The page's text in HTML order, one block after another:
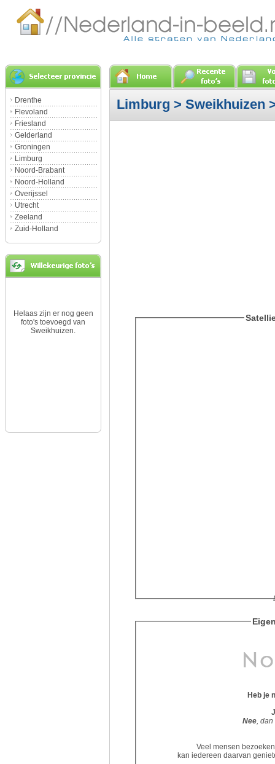
Drenthe
Flevoland
Friesland
Gelderland
Groningen
Limburg
Noord-Brabant
Noord-Holland
Overijssel
Utrecht
Zeeland
Zuid-Holland
Helaas zijn er nog geen
foto's toevoegd van
Sweikhuizen.
Limburg > Sweikhuizen
Heb je
Nee, dan
Veel mensen
kan iedereen daarvan